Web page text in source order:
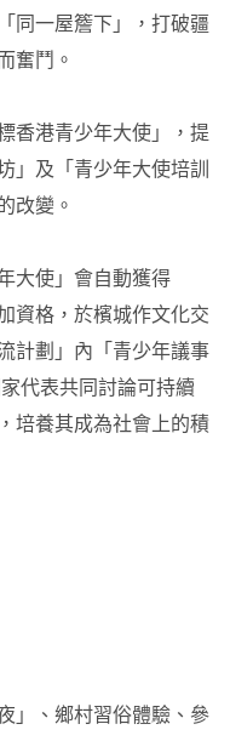
同一屋簷下」，打破疆
奮鬥。
香港青少年大使」，提
」及「青少年大使培訓
改變。
大使」會自動獲得
資格，於檳城作文化交
計劃」內「青少年議事
代表共同討論可持續
培養其成為社會上的積
」、鄉村習俗體驗、參